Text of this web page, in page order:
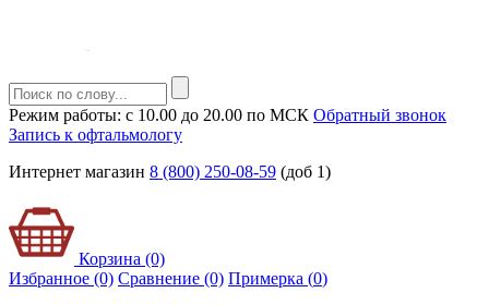
Режим работы: с 10.00 до 20.00 по МСК Обратный звонок
Запись к офтальмологу
Интернет магазин 8 (800) 250-08-59 (доб 1)
Корзина (0)
Избранное (0) Сравнение (0) Примерка (0)